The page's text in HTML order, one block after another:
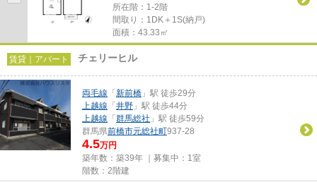
所在階：1-2階
間取り：1DK＋1S(納戸)
面積：43.33㎡
賃貸｜アパート チェリーヒル
両毛線 「 新前橋 」駅 徒歩29分
上越線 「 井野 」駅 徒歩44分
上越線 「 群馬総社 」駅 徒歩59分
群馬県前橋市元総社町937-28
4.5万円
築年数：築39年 ｜募集中： 1室
階数：2階建